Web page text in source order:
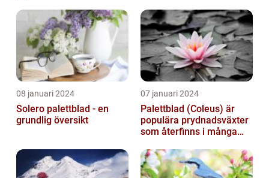
08 januari 2024
Solero palettblad - en
grundlig översikt
07 januari 2024
Palettblad (Coleus) är
populära prydnadsväxter
som återfinns i många
trädgårdar...